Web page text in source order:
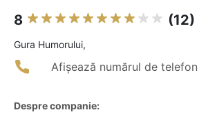
8 (12)
Gura Humorului,
Afișează numărul de telefon
Despre companie: